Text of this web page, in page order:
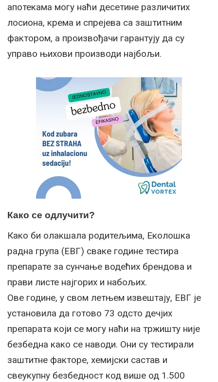
апотекама могу наћи десетине различитих
лосиона, крема и спрејева са заштитним
фактором, а произвођачи гарантују да су
управо њихови производи најбољи.
Како се одлучити?
Како би олакшала родитељима, Еколошка
радна група (ЕВГ) сваке године тестира
препарате за сунчање водећих брендова и
прави листе најгорих и набољих.
Ове године, у свом летњем извештају, ЕВГ је
установила да готово 73 одсто дечјих
препарата који се могу наћи на тржишту није
безбедна како се наводи. Они су тестирали
заштитне факторе, хемијски састав и
свеукупну безбедност код више од 1.500